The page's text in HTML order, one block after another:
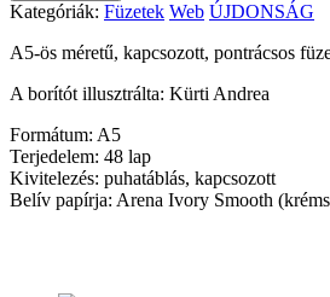
Kategóriák: Füzetek Web ÚJDONSÁG
A5-ös méretű, kapcsozott, pontrácsos
A borítót illusztrálta: Kürti Andrea
Formátum: A5
Terjedelem: 48 lap
Kivitelezés: puhatáblás, kapcsozott
Belív papírja: Arena Ivory Smooth